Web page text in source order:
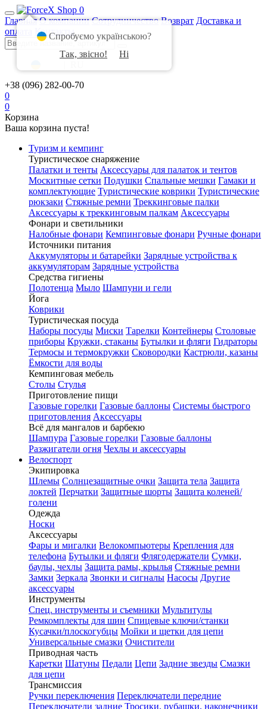
0
Главная О компании Сотрудничество Возврат Доставка и
оплата
Контакты
+38 (096) 282-00-70
0
0
Корзина
Ваша корзина пуста!
Туризм и кемпинг
Туристическое снаряжение
Палатки и тенты Аксессуары для палаток и тентов
Москитные сетки Подушки Спальные мешки Гамаки и
комплектующие Туристические коврики Туристические
рюкзаки Стяжные ремни Треккинговые палки
Аксессуары к треккинговым палкам Аксессуары
Фонари и светильники
Налобные фонари Кемпинговые фонари Ручные фонари
Источники питания
Аккумуляторы и батарейки Зарядные устройства к
аккумуляторам Зарядные устройства
Средства гигиены
Полотенца Мыло Шампуни и гели
Йога
Коврики
Туристическая посуда
Наборы посуды Миски Тарелки Контейнеры Столовые
приборы Кружки, стаканы Бутылки и фляги Гидраторы
Термосы и термокружки Сковородки Кастрюли, казаны
Ёмкости для воды
Кемпинговая мебель
Столы Стулья
Приготовление пищи
Газовые горелки Газовые баллоны Системы быстрого
приготовления Аксессуары
Всё для мангалов и барбекю
Шампура Газовые горелки Газовые баллоны
Разжигатели огня Чехлы и аксессуары
Велоспорт
Экипировка
Шлемы Солнцезащитные очки Защита тела Защита
локтей Перчатки Защитные шорты Защита коленей/
голени
Одежда
Носки
Аксессуары
Фары и мигалки Велокомпьютеры Крепления для
телефона Бутылки и фляги Флягодержатели Сумки,
баулы, чехлы Защита рамы, крылья Стяжные ремни
Замки Зеркала Звонки и сигналы Насосы Другие
аксессуары
Инструменты
Спец. инструменты и съемники Мультитулы
Ремкомплекты для шин Спицевые ключи/станки
Кусачки/плоскогубцы Мойки и щетки для цепи
Универсальные смазки Очистители
Приводная часть
Каретки Шатуны Педали Цепи Задние звезды Смазки
для цепи
Трансмиссия
Ручки переключения Переключатели передние
Переключатели задние Тросики, рубашки, наконечники
Спробуємо українською?
Так, звісно!
Ні